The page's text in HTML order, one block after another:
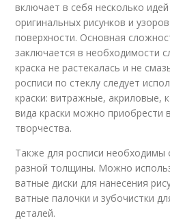
включает в себя несколько
оригинальных рисунков и
поверхности. Основная
заключается в необходимости
краска не растекалась и не
росписи по стеклу следует
краски: витражные, акриловые,
вида краски можно приобрести
творчества.
Также для росписи необходимы
разной толщины. Можно
ватные диски для нанесения
ватные палочки и зубочистки
деталей.